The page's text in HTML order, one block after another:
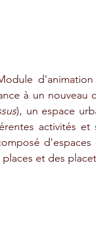
à un
), un espace
activités et
places et des